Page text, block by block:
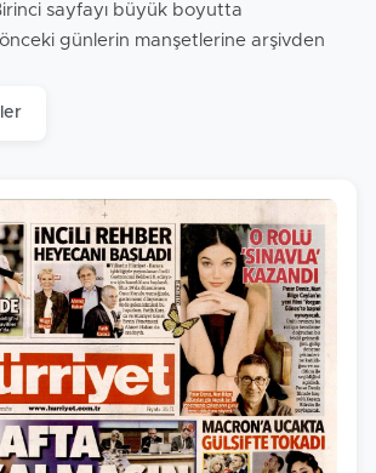
sayfayı büyük boyutta
günlerin manşetlerine arşivden